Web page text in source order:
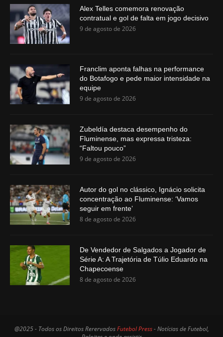
Alex Telles comemora renovação
contratual e gol de falta em jogo decisivo
9 de agosto de 2026
Franclim aponta falhas na performance
do Botafogo e pede maior intensidade na
equipe
9 de agosto de 2026
Zubeldía destaca desempenho do
Fluminense, mas expressa tristeza:
“Faltou pouco”
9 de agosto de 2026
Autor do gol no clássico, Ignácio solicita
concentração ao Fluminense: ‘Vamos
seguir em frente’
8 de agosto de 2026
De Vendedor de Salgados a Jogador de
Série A: A Trajetória de Túlio Eduardo na
Chapecoense
8 de agosto de 2026
@2025 - Todos os Direitos RerervadosFutebol Press- Notícias de Futebol,